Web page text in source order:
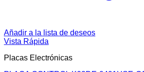
Añadir a la lista de deseos
Vista Rápida
Placas Electrónicas